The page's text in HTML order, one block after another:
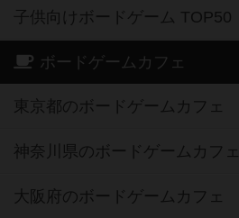
子供向けボードゲーム TOP50
ボードゲームカフェ
東京都のボードゲームカフェ
神奈川県のボードゲームカフェ
大阪府のボードゲームカフェ